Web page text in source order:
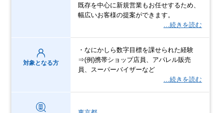
既存を中心に新規営業もお任せするため、
幅広いお客様の提案ができます。
…続きを読む
対象となる方
・なにかしら数字目標を課せられた経験
⇒(例)携帯ショップ店員、アパレル販売
員、スーパーバイザーなど
…続きを読む